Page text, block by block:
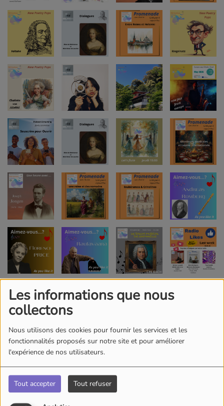
Les informations que nous
collectons
Nous utilisons des cookies pour fournir les services et les
fonctionnalités proposés sur notre site et pour améliorer
l'expérience de nos utilisateurs.
Tout accepter Tout refuser